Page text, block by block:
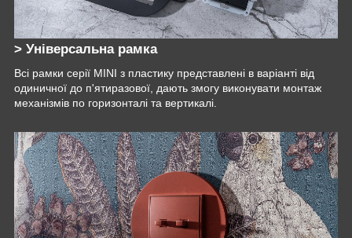
> Універсальна рамка
Всі рамки серії MINI з пластику представлені в варіанті від
одиничної до п'ятиразової, дають змогу виконувати монтаж
механізмів по горизонталі та вертикалі.